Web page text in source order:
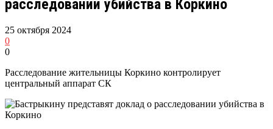
расследовании убийства в Коркино
25 октября 2024
0
0
Расследование жительницы Коркино контролирует
центральный аппарат СК